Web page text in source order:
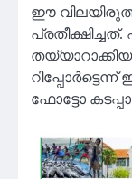
ഈ
ഫോട്ടോ